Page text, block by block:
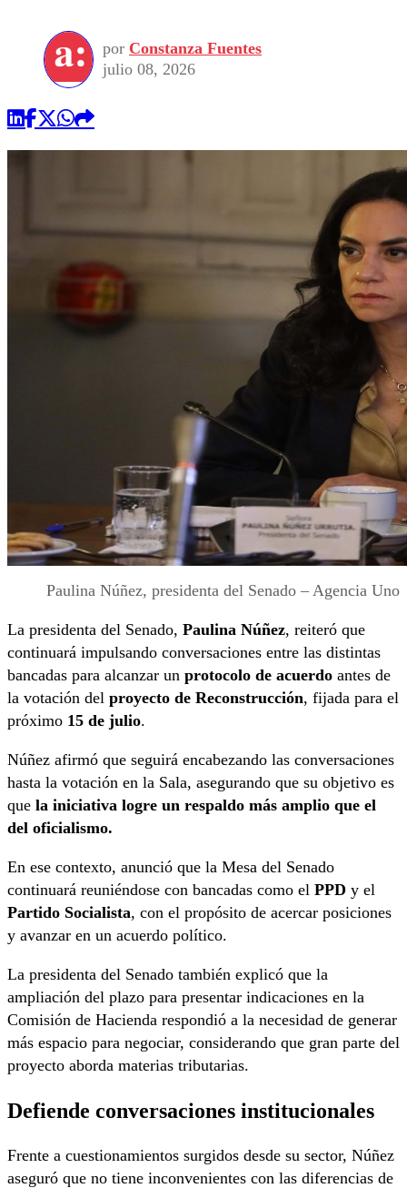
por Constanza Fuentes
julio 08, 2026
Paulina Núñez, presidenta del Senado – Agencia Uno
La presidenta del Senado, Paulina Núñez, reiteró que
continuará impulsando conversaciones entre las distintas
bancadas para alcanzar un protocolo de acuerdo antes de
la votación del proyecto de Reconstrucción, fijada para el
próximo 15 de julio.
Núñez afirmó que seguirá encabezando las conversaciones
hasta la votación en la Sala, asegurando que su objetivo es
que la iniciativa logre un respaldo más amplio que el
del oficialismo.
En ese contexto, anunció que la Mesa del Senado
continuará reuniéndose con bancadas como el PPD y el
Partido Socialista, con el propósito de acercar posiciones
y avanzar en un acuerdo político.
La presidenta del Senado también explicó que la
ampliación del plazo para presentar indicaciones en la
Comisión de Hacienda respondió a la necesidad de generar
más espacio para negociar, considerando que gran parte del
proyecto aborda materias tributarias.
Defiende conversaciones institucionales
Frente a cuestionamientos surgidos desde su sector, Núñez
aseguró que no tiene inconvenientes con las diferencias de